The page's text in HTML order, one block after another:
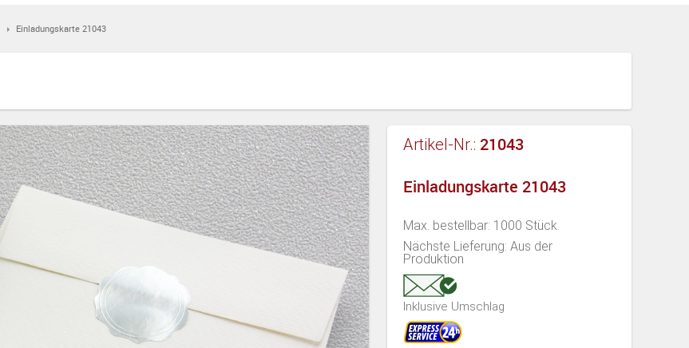
Einladungskarte 21043
Artikel-Nr.: 21043
Einladungskarte 21043
Max. bestellbar: 1000 Stück.
Nächste Lieferung: Aus der
Produktion
Inklusive Umschlag